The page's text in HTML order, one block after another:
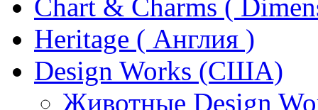
Chart & Charms (
Heritage ( Англия )
Design Works (США)
Животные Design